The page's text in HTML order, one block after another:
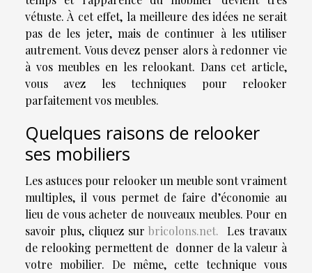
vétuste. À cet effet, la meilleure des idées ne serait
pas de les jeter, mais de continuer à les utiliser
autrement. Vous devez penser alors à redonner vie
à vos meubles en les relookant. Dans cet article,
vous avez les techniques pour relooker
parfaitement vos meubles.
Quelques raisons de relooker
ses mobiliers
Les astuces pour relooker un meuble sont vraiment
multiples, il vous permet de faire d’économie au
lieu de vous acheter de nouveaux meubles. Pour en
savoir plus, cliquez surbricolons.net. Les travaux
de relooking permettent de donner de la valeur à
votre mobilier. De même, cette technique vous